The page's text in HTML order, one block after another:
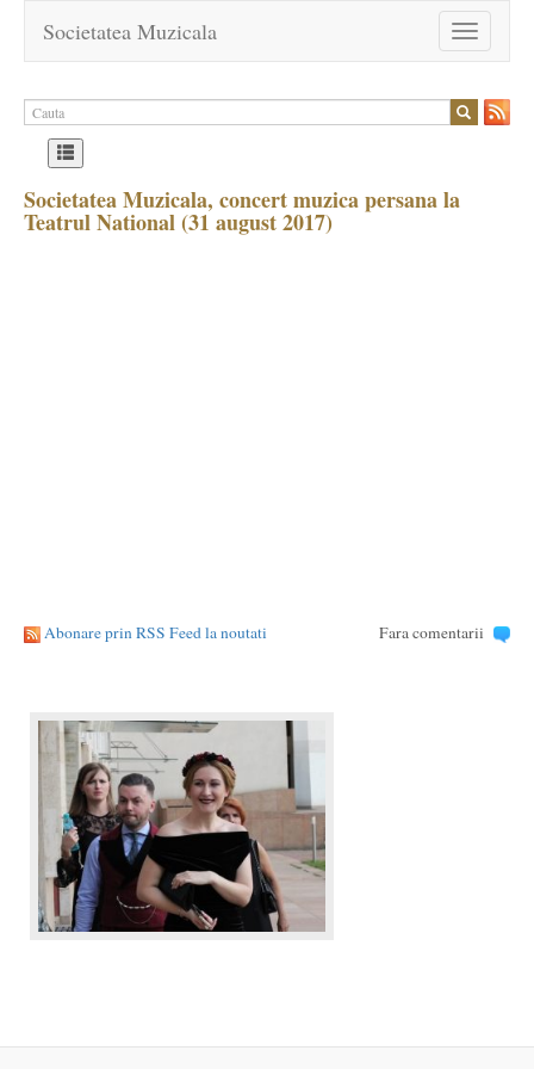
Toggle
navigation
Societatea Muzicala
Societatea Muzicala, concert muzica persana la
Teatrul National (31 august 2017)
Abonare prin RSS Feed la noutati Fara comentarii